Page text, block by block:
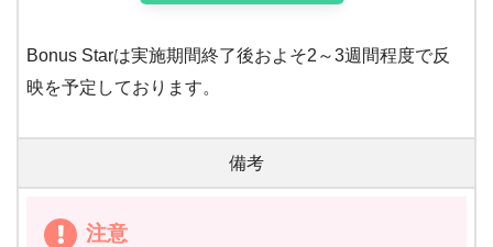
Bonus Starは実施期間終了後およそ2～3週間程度で反
映を予定しております。
備考
注意